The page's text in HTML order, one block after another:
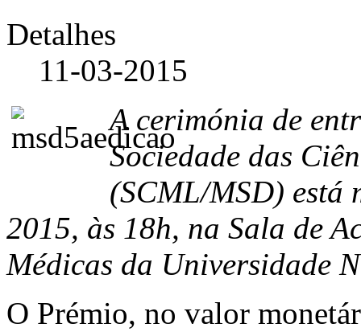
Detalhes
11-03-2015
A cerimónia de
Sociedade das
(SCML/MSD) está
2015, às 18h, na Sala de
Médicas da Universidade
O Prémio, no valor